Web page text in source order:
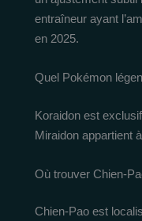
entraîneur ayant
en 2025.
Quel Pokémon
Koraidon est
Miraidon appartient
Où trouver Chien-
Chien-Pao est